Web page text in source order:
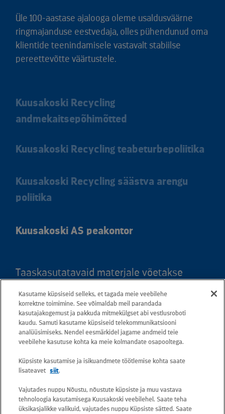
Üle 100-aastase ajalooga oleme usaldusväärne
ringmajanduse eestvedaja, olles pühendunud oma
klientide teenindamisele vastavalt stabiilse
pereettevõtte väärtustele.
Kuusakoski Recycling
andmekaitsepõhimõtted
Kuusakoski Recycling teabeturbepoliitika
Kuusakoski Recycling säästva arengu
poliitika
Kuusakoski AS peakontor
Taaskasutatavaid materjale võetakse
Kaardil klõpsates leiate kõigi maakondade
teeninduspunktid ja teejuhised.
Postiaadress: Betooni 12, 13816 Tallinn
(Eesti)
Kõik e-posti aadressid on kujul
Kasutame küpsiseid selleks, et tagada meie veebilehe
korrektne toimimine. See võimaldab meil parandada
kasutajakogemust ja pakkuda mitmekülgset abi vestlusroboti
kaudu. Samuti kasutame küpsiseid telekommunikatsiooni
analüüsimiseks. Nendel eesmärkidel jagame andmeid teie
veebilehe kasutuse kohta ka meie kolmandate osapooltega.
Küpsiste kasutamise ja isikuandmete töötlemise kohta saate
lisateavet
siit.
Vajutades nuppu Nõustu, nõustute küpsiste ja muu vastava
tehnoloogia kasutamisega Kuusakoski veebilehel. Saate teha
üksikasjalikke valikuid, vajutades nuppu Küpsiste sätted. Saate